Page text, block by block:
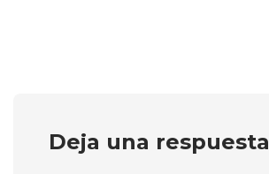
Deja una respuesta